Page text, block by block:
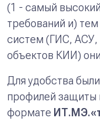
(1 - самый
требований и)
систем (ГИС,
объектов КИИ)
Для удобства
профилей защиты
формате